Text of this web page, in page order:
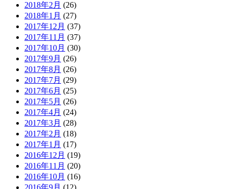
2018年2月 (26)
2018年1月 (27)
2017年12月 (37)
2017年11月 (37)
2017年10月 (30)
2017年9月 (26)
2017年8月 (26)
2017年7月 (29)
2017年6月 (25)
2017年5月 (26)
2017年4月 (24)
2017年3月 (28)
2017年2月 (18)
2017年1月 (17)
2016年12月 (19)
2016年11月 (20)
2016年10月 (16)